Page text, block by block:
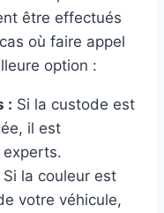
être effectués
où faire appel
option :
: Si la custode est
il est
experts.
Si la couleur est
votre véhicule,